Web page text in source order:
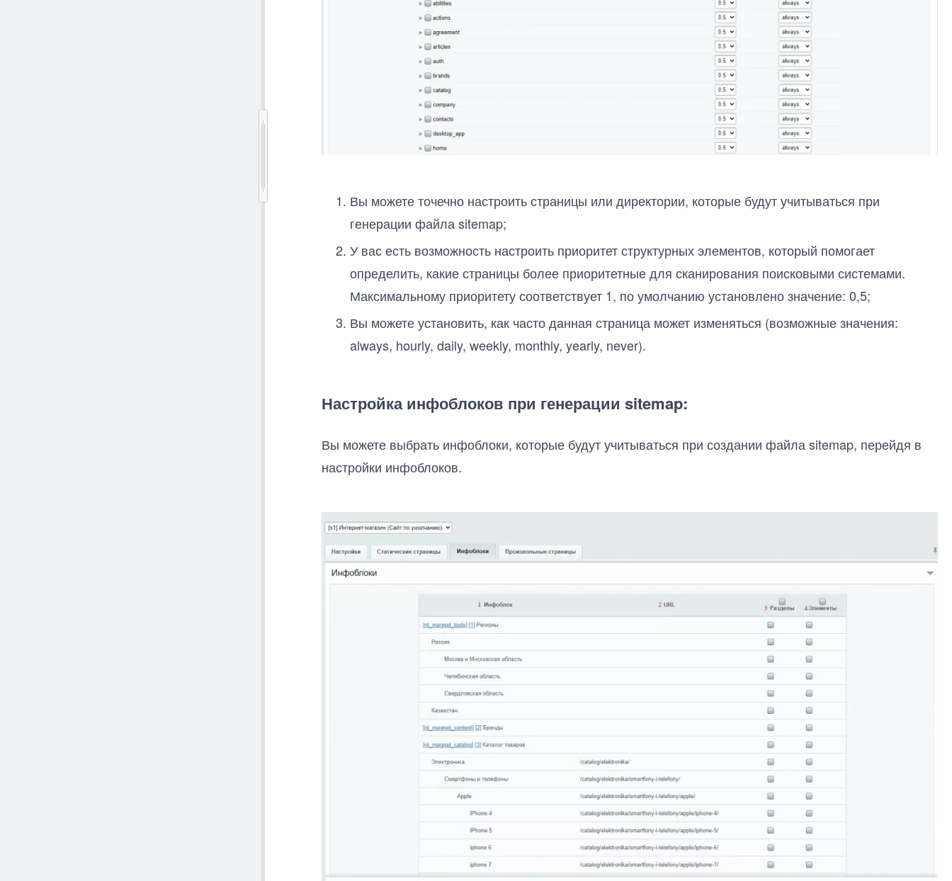
Вы можете точечно настроить страницы или директории, которые будут учитываться при
генерации файла sitemap;
У вас есть возможность настроить приоритет структурных элементов, который помогает
определить, какие страницы более приоритетные для сканирования поисковыми системами.
Максимальному приоритету соответствует 1, по умолчанию установлено значение: 0,5;
Вы можете установить, как часто данная страница может изменяться (возможные значения:
always, hourly, daily, weekly, monthly, yearly, never).
Настройка инфоблоков при генерации sitemap:
Вы можете выбрать инфоблоки, которые будут учитываться при создании файла sitemap, перейдя в
настройки инфоблоков.